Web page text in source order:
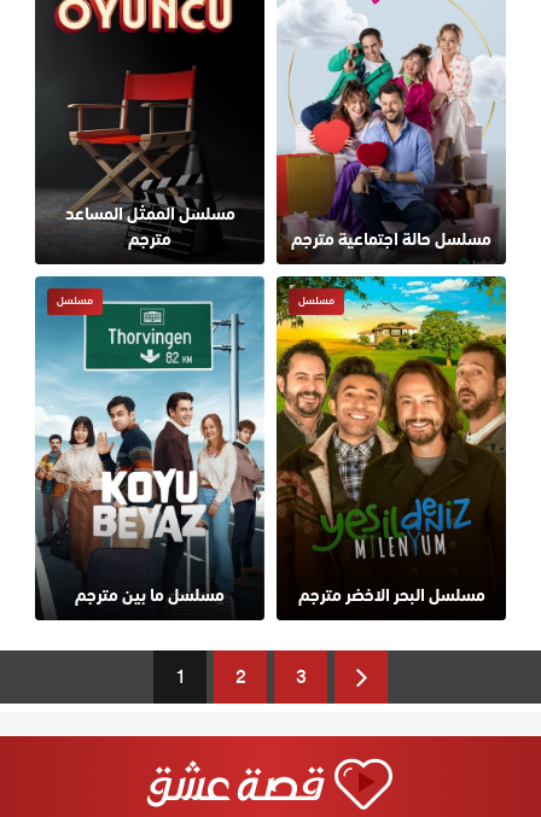
مسلسل حالة اجتماعية مترجم
مسلسل الممثل المساعد
مترجم
مسلسل البحر الاخضر مترجم
مسلسل
مسلسل ما بين مترجم
مسلسل
1 2 3
Next